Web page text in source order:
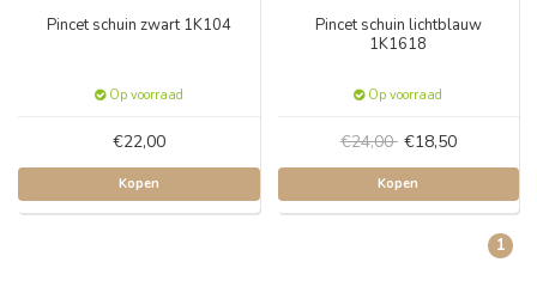
Pincet schuin zwart 1K104
Op voorraad
€22,00
Kopen
Pincet schuin lichtblauw
1K1618
Op voorraad
€24,00 €18,50
Kopen
1